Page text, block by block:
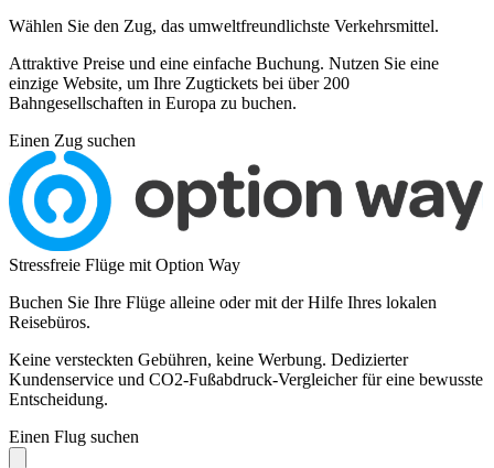
Wählen Sie den Zug, das umweltfreundlichste Verkehrsmittel.
Attraktive Preise und eine einfache Buchung. Nutzen Sie eine
einzige Website, um Ihre Zugtickets bei über 200
Bahngesellschaften in Europa zu buchen.
Einen Zug suchen
Stressfreie Flüge mit Option Way
Buchen Sie Ihre Flüge alleine oder mit der Hilfe Ihres lokalen
Reisebüros.
Keine versteckten Gebühren, keine Werbung. Dedizierter
Kundenservice und CO2-Fußabdruck-Vergleicher für eine bewusste
Entscheidung.
Einen Flug suchen